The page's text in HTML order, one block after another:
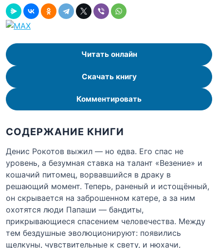
Читать онлайн
Скачать книгу
Комментировать
СОДЕРЖАНИЕ КНИГИ
Денис Рокотов выжил — но едва. Его спас не
уровень, а безумная ставка на талант «Везение» и
кошачий питомец, ворвавшийся в драку в
решающий момент. Теперь, раненый и истощённый,
он скрывается на заброшенном катере, а за ним
охотятся люди Папаши — бандиты,
прикрывающиеся спасением человечества. Между
тем бездушные эволюционируют: появились
щелкуны, чувствительные к свету, и нюхачи,